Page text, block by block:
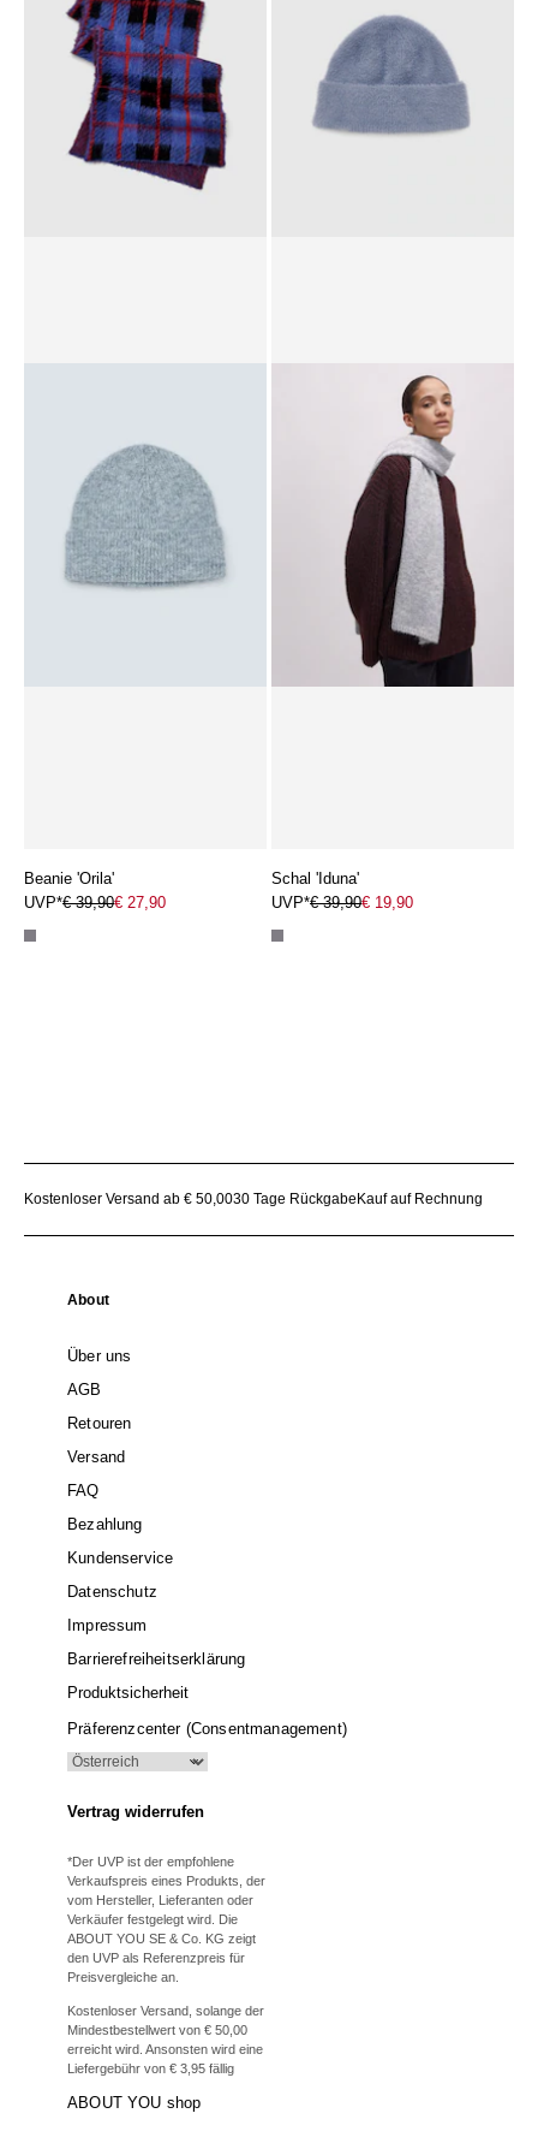
€ 49,90€ 29,90 € 14,90
Beanie 'Orila'
UVP*€ 39,90€ 27,90
Schal 'Iduna'
UVP*€ 39,90€ 19,90
Kostenloser Versand ab € 50,0030 Tage Rückgabe Kauf auf Rechnung
About
Über uns
AGB
Retouren
Versand
FAQ
Bezahlung
Kundenservice
Datenschutz
Impressum
Barrierefreiheitserklärung
Produktsicherheit
Präferenzcenter (Consentmanagement)
Vertrag widerrufen
*Der UVP ist der empfohlene
Verkaufspreis eines Produkts, der
vom Hersteller, Lieferanten oder
Verkäufer festgelegt wird. Die
ABOUT YOU SE & Co. KG zeigt
den UVP als Referenzpreis für
Preisvergleiche an.
Kostenloser Versand, solange der
Mindestbestellwert von € 50,00
erreicht wird. Ansonsten wird eine
Liefergebühr von € 3,95 fällig
ABOUT YOU shop